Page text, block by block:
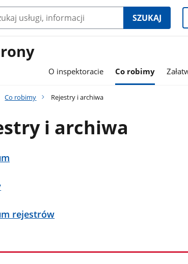
SZUKAJ
O inspektoracie Co robimy
Co robimy Rejestry i archiwa
i archiwa
rejestrów